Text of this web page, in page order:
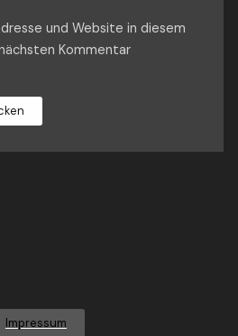
und Website in diesem
Kommentar
Impressum